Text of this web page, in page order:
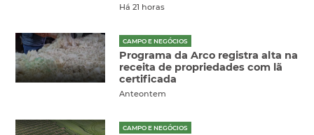
Há 21 horas
CAMPO E NEGÓCIOS
Programa da Arco registra alta na
receita de propriedades com lã
certificada
Anteontem
CAMPO E NEGÓCIOS